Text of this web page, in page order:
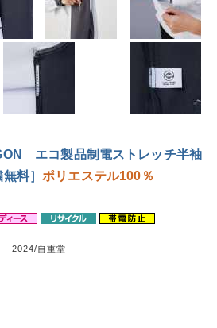
エコ製品制電ストレッチ半袖
無料］ポリエステル100％
2024/自重堂